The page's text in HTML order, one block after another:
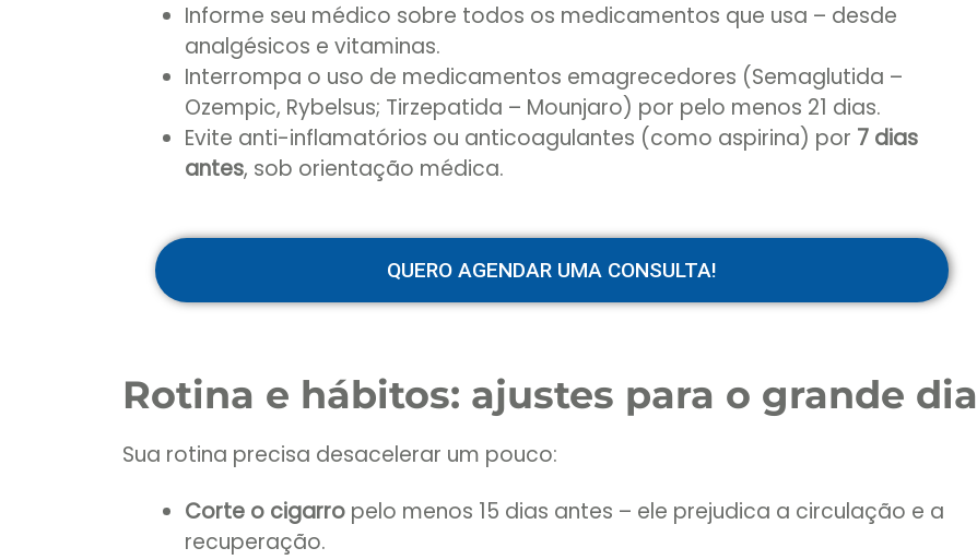
Informe seu médico sobre todos os medicamentos que usa – desde
analgésicos e vitaminas.
Interrompa o uso de medicamentos emagrecedores (Semaglutida –
Ozempic, Rybelsus; Tirzepatida – Mounjaro) por pelo menos 21 dias.
Evite anti-inflamatórios ou anticoagulantes (como aspirina) por 7 dias
antes, sob orientação médica.
QUERO AGENDAR UMA CONSULTA!
Rotina e hábitos: ajustes para o grande dia
Sua rotina precisa desacelerar um pouco:
Corte o cigarro pelo menos 15 dias antes – ele prejudica a circulação e a
recuperação.